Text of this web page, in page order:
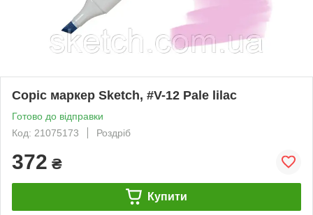
Copic маркер Sketch, #V-12 Pale lilac
Готово до відправки
Код: 21075173
Роздріб
372 ₴
Купити